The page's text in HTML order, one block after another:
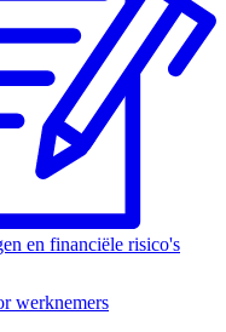
en financiële risico's
werknemers